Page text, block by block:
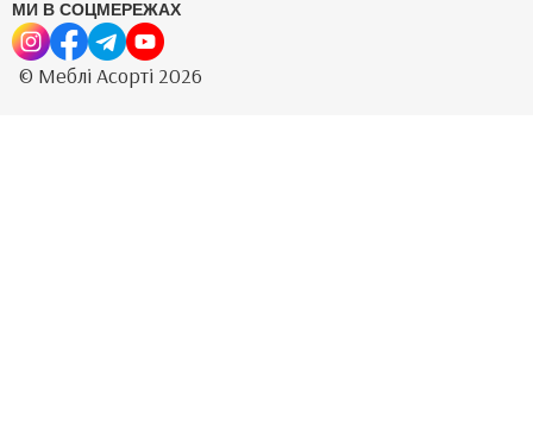
МИ В СОЦМЕРЕЖАХ
© Меблі Асорті 2026